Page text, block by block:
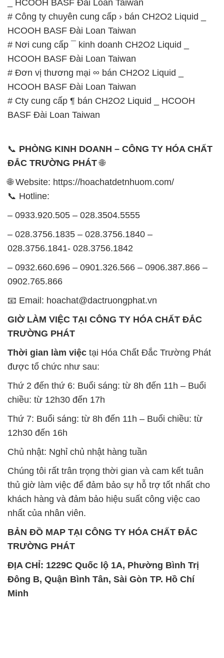
_ HCOOH BASF Đài Loan Taiwan
# Công ty chuyên cung cấp › bán CH2O2 Liquid _
HCOOH BASF Đài Loan Taiwan
# Nơi cung cấp ¯ kinh doanh CH2O2 Liquid _
HCOOH BASF Đài Loan Taiwan
# Đơn vị thương mại ∞ bán CH2O2 Liquid _
HCOOH BASF Đài Loan Taiwan
# Cty cung cấp ¶ bán CH2O2 Liquid _ HCOOH
BASF Đài Loan Taiwan
📞 PHÒNG KINH DOANH – CÔNG TY HÓA CHẤT
ĐẮC TRƯỜNG PHÁT🌐
🌐 Website: https://hoachatdetnhuom.com/
📞 Hotline:
– 0933.920.505 – 028.3504.5555
– 028.3756.1835 – 028.3756.1840 –
028.3756.1841- 028.3756.1842
– 0932.660.696 – 0901.326.566 – 0906.387.866 –
0902.765.866
📧 Email: hoachat@dactruongphat.vn
GIỜ LÀM VIỆC TẠI CÔNG TY HÓA CHẤT ĐẮC
TRƯỜNG PHÁT
Thời gian làm việc tại Hóa Chất Đắc Trường Phát
được tổ chức như sau:
Thứ 2 đến thứ 6: Buổi sáng: từ 8h đến 11h – Buổi
chiều: từ 12h30 đến 17h
Thứ 7: Buổi sáng: từ 8h đến 11h – Buổi chiều: từ
12h30 đến 16h
Chủ nhật: Nghỉ chủ nhật hàng tuần
Chúng tôi rất trân trọng thời gian và cam kết tuân
thủ giờ làm việc để đảm bảo sự hỗ trợ tốt nhất cho
khách hàng và đảm bảo hiệu suất công việc cao
nhất của nhân viên.
BẢN ĐỒ MAP TẠI CÔNG TY HÓA CHẤT ĐẮC
TRƯỜNG PHÁT
ĐỊA CHỈ: 1229C Quốc lộ 1A, Phường Bình Trị
Đông B, Quận Bình Tân, Sài Gòn TP. Hồ Chí
Minh